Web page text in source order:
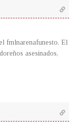
fmlnarenafunesto. El
asesinados,